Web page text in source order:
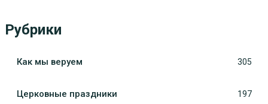
Рубрики
Как мы веруем 305
Церковные праздники 197